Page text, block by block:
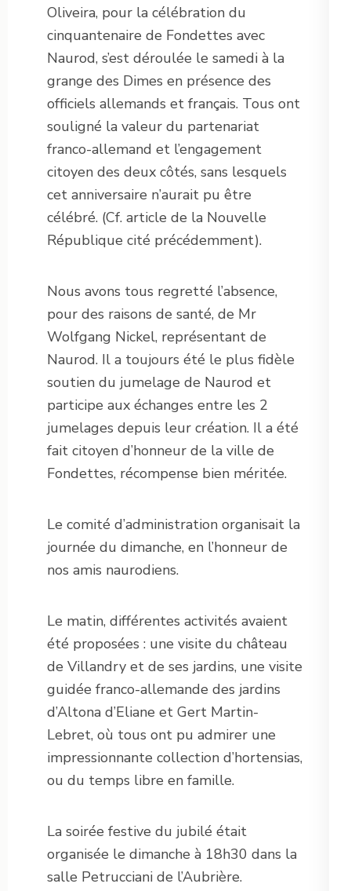
Oliveira, pour la célébration du
cinquantenaire de Fondettes avec
Naurod, s’est déroulée le samedi à la
grange des Dimes en présence des
officiels allemands et français. Tous ont
souligné la valeur du partenariat
franco-allemand et l’engagement
citoyen des deux côtés, sans lesquels
cet anniversaire n’aurait pu être
célébré. (Cf. article de la Nouvelle
République cité précédemment).
Nous avons tous regretté l’absence,
pour des raisons de santé, de Mr
Wolfgang Nickel, représentant de
Naurod. Il a toujours été le plus fidèle
soutien du jumelage de Naurod et
participe aux échanges entre les 2
jumelages depuis leur création. Il a été
fait citoyen d’honneur de la ville de
Fondettes, récompense bien méritée.
Le comité d’administration organisait la
journée du dimanche, en l’honneur de
nos amis naurodiens.
Le matin, différentes activités avaient
été proposées : une visite du château
de Villandry et de ses jardins, une visite
guidée franco-allemande des jardins
d’Altona d’Eliane et Gert Martin-
Lebret, où tous ont pu admirer une
impressionnante collection d’hortensias,
ou du temps libre en famille.
La soirée festive du jubilé était
organisée le dimanche à 18h30 dans la
salle Petrucciani de l’Aubrière.